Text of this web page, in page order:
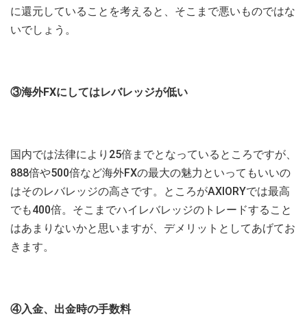
に還元していることを考えると、そこまで悪いものではな
いでしょう。
③海外FXにしてはレバレッジが低い
国内では法律により25倍までとなっているところですが、
888倍や500倍など海外FXの最大の魅力といってもいいの
はそのレバレッジの高さです。ところがAXIORYでは最高
でも400倍。そこまでハイレバレッジのトレードすること
はあまりないかと思いますが、デメリットとしてあげてお
きます。
④入金、出金時の手数料